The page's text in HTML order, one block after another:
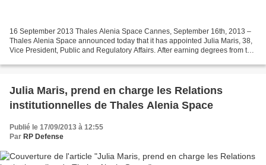
16 September 2013 Thales Alenia Space Cannes, September 16th, 2013 –
Thales Alenia Space announced today that it has appointed Julia Maris, 38,
Vice President, Public and Regulatory Affairs. After earning degrees from the
Julia Maris, prend en charge les Relations
institutionnelles de Thales Alenia Space
Publié le 17/09/2013 à 12:55
Par RP Defense